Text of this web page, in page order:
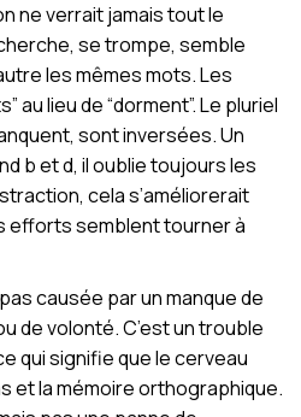
ne verrait jamais tout le
se trompe, semble
les mêmes mots. Les
au lieu de “dorment”. Le pluriel
sont inversées. Un
b et d, il oublie toujours les
cela s’améliorerait
efforts semblent tourner à
causée par un manque de
de volonté. C’est un trouble
qui signifie que le cerveau
et la mémoire orthographique.